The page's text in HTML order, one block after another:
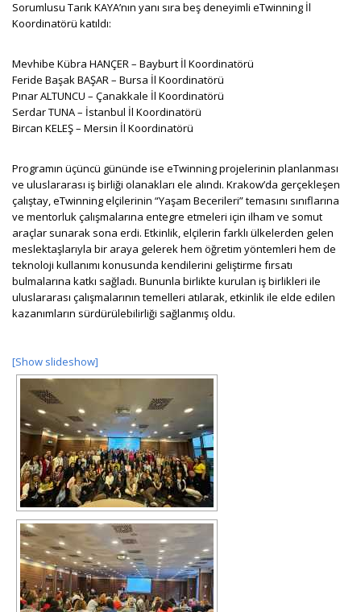
Sorumlusu Tarık KAYA’nın yanı sıra beş deneyimli eTwinning İl
Koordinatörü katıldı:
Mevhibe Kübra HANÇER – Bayburt İl Koordinatörü
Feride Başak BAŞAR – Bursa İl Koordinatörü
Pınar ALTUNCU – Çanakkale İl Koordinatörü
Serdar TUNA – İstanbul İl Koordinatörü
Bircan KELEŞ – Mersin İl Koordinatörü
Programın üçüncü gününde ise eTwinning projelerinin planlanması
ve uluslararası iş birliği olanakları ele alındı. Krakow’da gerçekleşen
çalıştay, eTwinning elçilerinin “Yaşam Becerileri” temasını sınıflarına
ve mentorluk çalışmalarına entegre etmeleri için ilham ve somut
araçlar sunarak sona erdi. Etkinlik, elçilerin farklı ülkelerden gelen
meslektaşlarıyla bir araya gelerek hem öğretim yöntemleri hem de
teknoloji kullanımı konusunda kendilerini geliştirme fırsatı
bulmalarına katkı sağladı. Bununla birlikte kurulan iş birlikleri ile
uluslararası çalışmalarının temelleri atılarak, etkinlik ile elde edilen
kazanımların sürdürülebilirliği sağlanmış oldu.
[Show slideshow]